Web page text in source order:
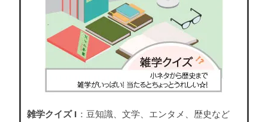
雑学クイズ I ：豆知識、文学、エンタメ、歴史など